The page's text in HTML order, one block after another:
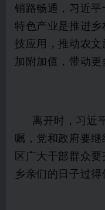
销路畅通，习近
特色产业是推进
技应用，推动农
加附加值，带动更
离开时，习近
嘱，党和政府要
区广大干部群众
乡亲们的日子过得